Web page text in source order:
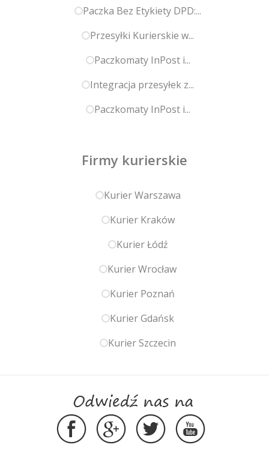
Paczka Bez Etykiety DPD:...
Przesyłki Kurierskie w...
Paczkomaty InPost i...
Integracja przesyłek z...
Paczkomaty InPost i...
Firmy kurierskie
Kurier Warszawa
Kurier Kraków
Kurier Łódź
Kurier Wrocław
Kurier Poznań
Kurier Gdańsk
Kurier Szczecin